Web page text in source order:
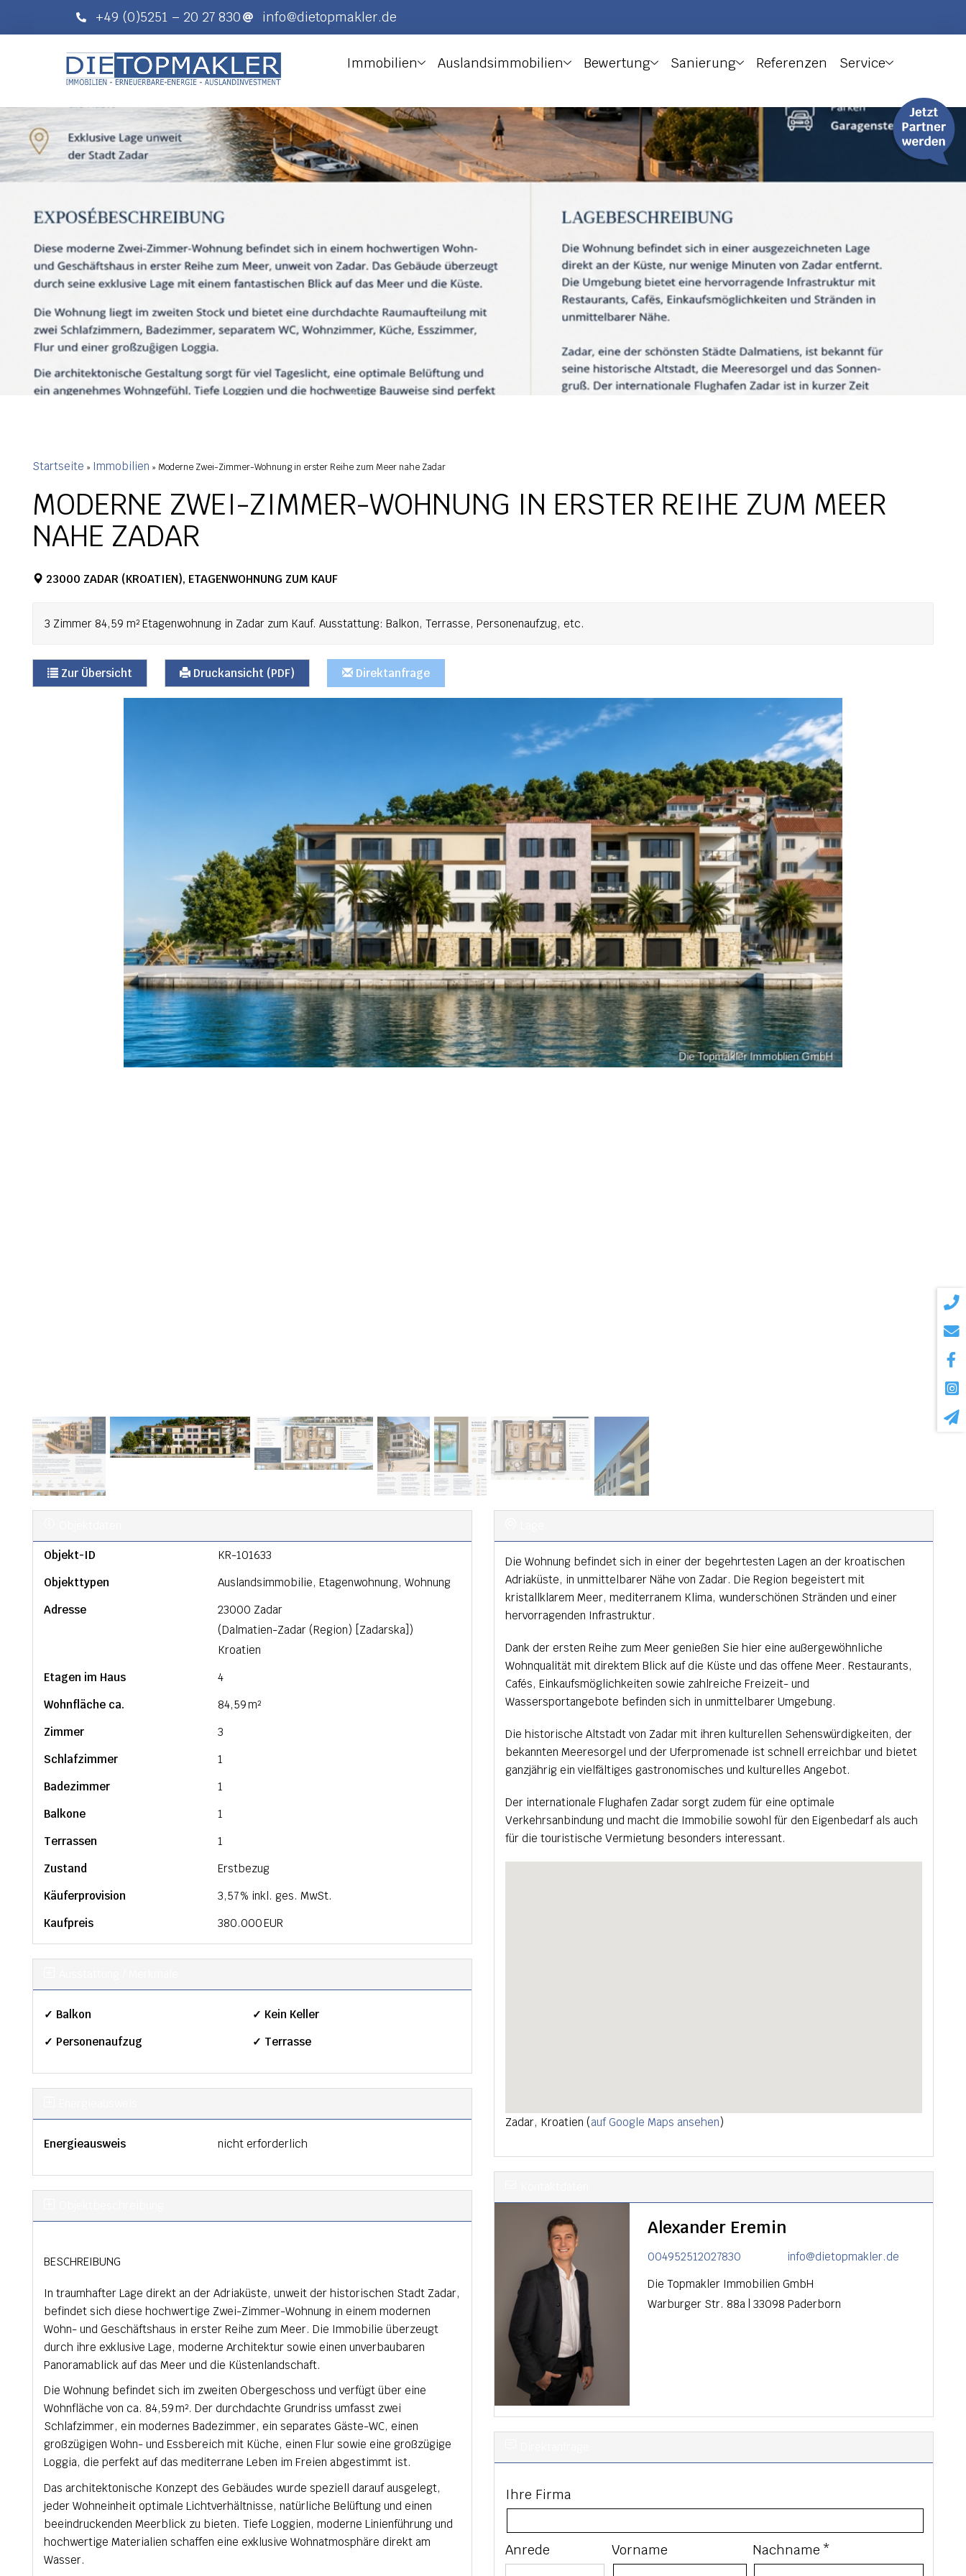
+49 (0)5251 – 20 27 830 info@dietopmakler.de
Immobilien Auslandsimmobilien Bewertung Sanierung Referenzen Service
Startseite » Immobilien » Moderne Zwei-Zimmer-Wohnung in erster Reihe zum Meer nahe Zadar
MODERNE ZWEI-ZIMMER-WOHNUNG IN ERSTER REIHE ZUM MEER
NAHE ZADAR
23000 ZADAR (KROATIEN), ETAGENWOHNUNG ZUM KAUF
3 Zimmer 84,59 m² Etagenwohnung in Zadar zum Kauf. Ausstattung: Balkon, Terrasse, Personenaufzug, etc.
Zur Übersicht Druckansicht (PDF) Direktanfrage
Die Wohnung befindet sich in einer der begehrtesten Lagen an der kroatischen
Adriaküste, in unmittelbarer Nähe von Zadar. Die Region begeistert mit
kristallklarem Meer, mediterranem Klima, wunderschönen Stränden und einer
hervorragenden Infrastruktur.
Dank der ersten Reihe zum Meer genießen Sie hier eine außergewöhnliche
Wohnqualität mit direktem Blick auf die Küste und das offene Meer. Restaurants,
Cafés, Einkaufsmöglichkeiten sowie zahlreiche Freizeit- und
Wassersportangebote befinden sich in unmittelbarer Umgebung.
Die historische Altstadt von Zadar mit ihren kulturellen Sehenswürdigkeiten, der
bekannten Meeresorgel und der Uferpromenade ist schnell erreichbar und bietet
ganzjährig ein vielfältiges gastronomisches und kulturelles Angebot.
Der internationale Flughafen Zadar sorgt zudem für eine optimale
Verkehrsanbindung und macht die Immobilie sowohl für den Eigenbedarf als auch
für die touristische Vermietung besonders interessant.
Zadar, Kroatien (auf Google Maps ansehen)
Alexander Eremin
004952512027830
info@dietopmakler.de
Die Topmakler Immobilien GmbH
Warburger Str. 88a |33098 Paderborn
Ihre Firma
Anrede Vorname Nachname *
Objekt-ID
KR-101633
Objekttypen
Auslandsimmobilie, Etagenwohnung, Wohnung
Adresse
23000 Zadar
(Dalmatien-Zadar (Region) [Zadarska])
Kroatien
Etagen im Haus
4
Wohnfläche ca.
84,59 m²
Zimmer
3
Schlafzimmer
1
Badezimmer
1
Balkone
1
Terrassen
1
Zustand
Erstbezug
Käufer­provision
3,57 % inkl. ges. MwSt.
Kaufpreis
380.000 EUR
✓ Balkon
✓ Kein Keller
✓ Personenaufzug
✓ Terrasse
Energieausweis nicht erforderlich
BESCHREIBUNG
In traumhafter Lage direkt an der Adriaküste, unweit der historischen Stadt Zadar,
befindet sich diese hochwertige Zwei-Zimmer-Wohnung in einem modernen
Wohn- und Geschäftshaus in erster Reihe zum Meer. Die Immobilie überzeugt
durch ihre exklusive Lage, moderne Architektur sowie einen unverbaubaren
Panoramablick auf das Meer und die Küstenlandschaft.
Die Wohnung befindet sich im zweiten Obergeschoss und verfügt über eine
Wohnfläche von ca. 84,59 m². Der durchdachte Grundriss umfasst zwei
Schlafzimmer, ein modernes Badezimmer, ein separates Gäste-WC, einen
großzügigen Wohn- und Essbereich mit Küche, einen Flur sowie eine großzügige
Loggia, die perfekt auf das mediterrane Leben im Freien abgestimmt ist.
Das architektonische Konzept des Gebäudes wurde speziell darauf ausgelegt,
jeder Wohneinheit optimale Lichtverhältnisse, natürliche Belüftung und einen
beeindruckenden Meerblick zu bieten. Tiefe Loggien, moderne Linienführung und
hochwertige Materialien schaffen eine exklusive Wohnatmosphäre direkt am
Wasser.